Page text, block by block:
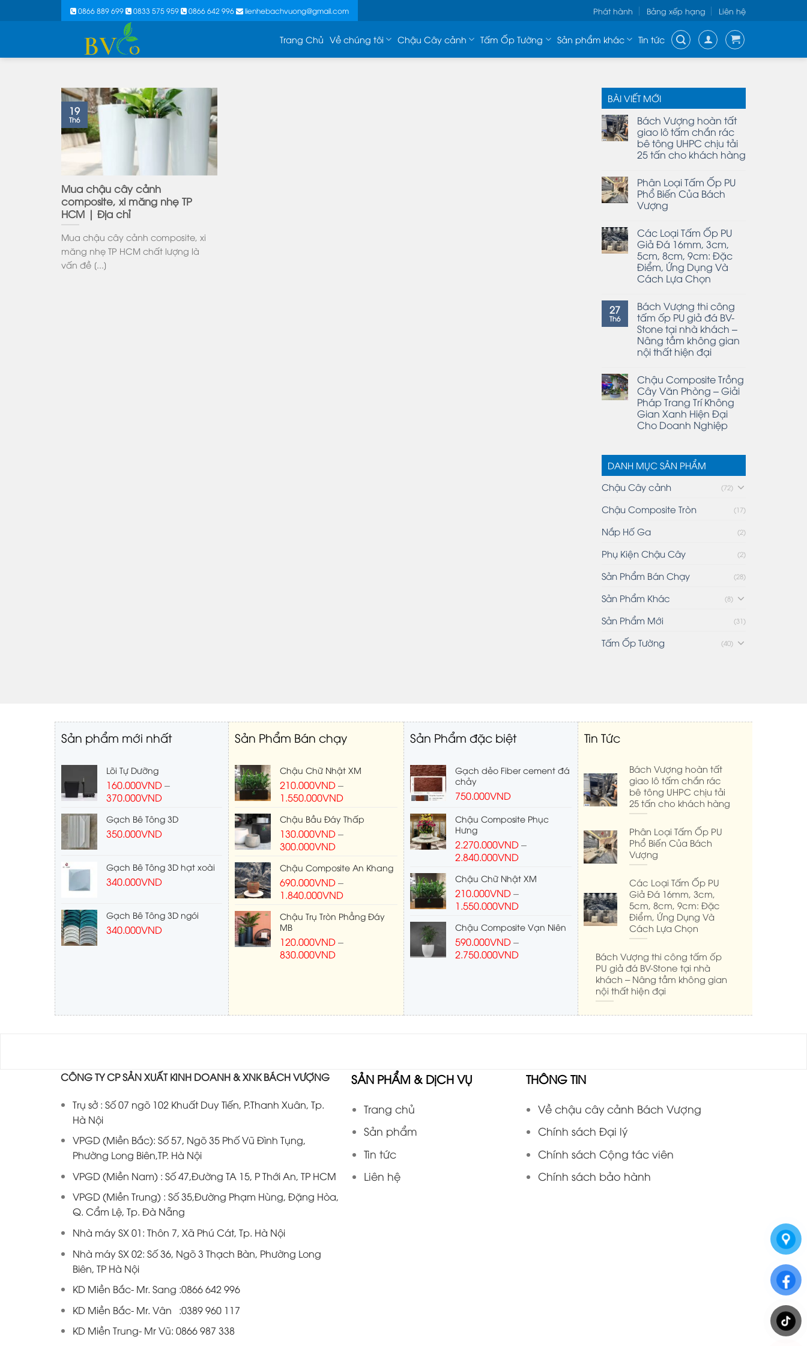
0866 889 699 0833 575 959 0866 642 996 lienhebachvuong@gmail.com Phát hành Bảng xếp hạng Liên hệ
Trang Chủ Về chúng tôi Chậu Cây cảnh Tấm Ốp Tường Sản phẩm khác Tin tức
Mua chậu cây cảnh
composite, xi măng nhẹ TP
HCM | Địa chỉ
Mua chậu cây cảnh composite, xi
măng nhẹ TP HCM chất lượng là
vấn đề [...]
19
Th6
BÀI VIẾT MỚI
Bách Vượng hoàn tất
giao lô tấm chắn rác
bê tông UHPC chịu tải
25 tấn cho khách hàng
Phân Loại Tấm Ốp PU
Phổ Biến Của Bách
Vượng
Các Loại Tấm Ốp PU
Giả Đá 16mm, 3cm,
5cm, 8cm, 9cm: Đặc
Điểm, Ứng Dụng Và
Cách Lựa Chọn
27
Th6
Bách Vượng thi công
tấm ốp PU giả đá BV-
Stone tại nhà khách –
Nâng tầm không gian
nội thất hiện đại
Chậu Composite Trồng
Cây Văn Phòng – Giải
Pháp Trang Trí Không
Gian Xanh Hiện Đại
Cho Doanh Nghiệp
DANH MỤC SẢN PHẨM
Chậu Cây cảnh
(72)
Chậu Composite Tròn (17)
Nắp Hố Ga (2)
Phụ Kiện Chậu Cây (2)
Sản Phẩm Bán Chạy (28)
Sản Phẩm Khác (8)
Sản Phẩm Mới (31)
Tấm Ốp Tường (40)
Sản phẩm mới nhất
Lõi Tự Dưỡng
160.000VND–
370.000VND
Gạch Bê Tông 3D
350.000VND
Gạch Bê Tông 3D hạt xoài
340.000VND
Gạch Bê Tông 3D ngói
340.000VND
Sản Phẩm Bán chạy
Chậu Chữ Nhật XM
210.000VND–
1.550.000VND
Chậu Bầu Đáy Thấp
130.000VND–
300.000VND
Chậu Composite An Khang
690.000VND–
1.840.000VND
Chậu Trụ Tròn Phẳng Đáy
MB
120.000VND–
830.000VND
Sản Phẩm đặc biệt
Gạch dẻo Fiber cement đá
chảy
750.000VND
Chậu Composite Phục
Hưng
2.270.000VND–
2.840.000VND
Chậu Chữ Nhật XM
210.000VND–
1.550.000VND
Chậu Composite Vạn Niên
590.000VND–
2.750.000VND
Tin Tức
Bách Vượng hoàn tất
giao lô tấm chắn rác
bê tông UHPC chịu tải
25 tấn cho khách hàng
Phân Loại Tấm Ốp PU
Phổ Biến Của Bách
Vượng
Các Loại Tấm Ốp PU
Giả Đá 16mm, 3cm,
5cm, 8cm, 9cm: Đặc
Điểm, Ứng Dụng Và
Cách Lựa Chọn
Bách Vượng thi công tấm ốp
PU giả đá BV-Stone tại nhà
khách – Nâng tầm không gian
nội thất hiện đại
CÔNG TY CP SẢN XUẤT KINH DOANH & XNK BÁCH VƯỢNG
Trụ sở : Số 07 ngõ 102 Khuất Duy Tiến, P.Thanh Xuân, Tp.
Hà Nội
VPGD (Miền Bắc): Số 57, Ngõ 35 Phố Vũ Đình Tụng,
Phường Long Biên,TP. Hà Nội
VPGD (Miền Nam) : Số 47,Đường TA 15, P Thới An, TP HCM
VPGD (Miền Trung) : Số 35,Đường Phạm Hùng, Đặng Hòa,
Q. Cẩm Lệ, Tp. Đà Nẵng
Nhà máy SX 01: Thôn 7, Xã Phú Cát, Tp. Hà Nội
Nhà máy SX 02: Số 36, Ngõ 3 Thạch Bàn, Phường Long
Biên, TP Hà Nội
KD Miền Bắc- Mr. Sang :0866 642 996
KD Miền Bắc- Mr. Vân :0389 960 117
KD Miền Trung- Mr Vũ:0866 987 338
SẢN PHẨM & DịCH VỤ
Trang chủ
Sản phẩm
Tin tức
Liên hệ
THÔNG TIN
Về chậu cây cảnh Bách Vượng
Chính sách Đại lý
Chính sách Cộng tác viên
Chính sách bảo hành